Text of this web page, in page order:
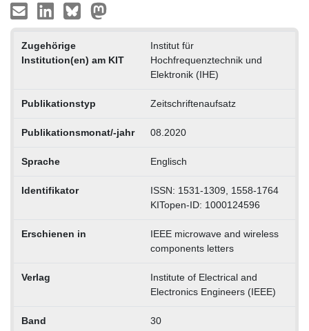
Zugehörige
Institution(en) am KIT
Institut für
Hochfrequenztechnik und
Elektronik (IHE)
Publikationstyp Zeitschriftenaufsatz
Publikationsmonat/-jahr 08.2020
Sprache Englisch
Identifikator
ISSN: 1531-1309, 1558-1764
KITopen-ID: 1000124596
Erschienen in
IEEE microwave and wireless
components letters
Verlag
Institute of Electrical and
Electronics Engineers (IEEE)
Band 30